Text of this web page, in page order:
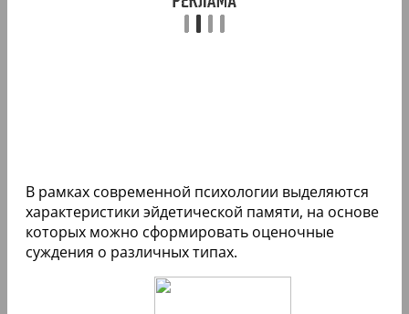
В рамках современной психологии выделяются
характеристики эйдетической памяти, на основе
которых можно сформировать оценочные
суждения о различных типах.